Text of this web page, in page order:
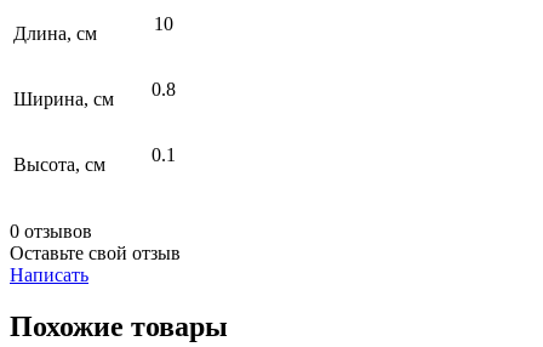
Длина, см 10
Ширина, см 0.8
Высота, см 0.1
0 отзывов
Оставьте свой отзыв
Написать
Похожие товары